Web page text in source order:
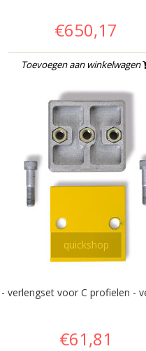
€650,17
Toevoegen aan winkelwagen
quickshop
verlengset voor C profielen -
€61,81